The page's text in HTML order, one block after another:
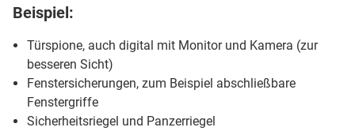
Beispiel:
Türspione, auch digital mit Monitor und Kamera (zur
besseren Sicht)
Fenstersicherungen, zum Beispiel abschließbare
Fenstergriffe
Sicherheitsriegel und Panzerriegel